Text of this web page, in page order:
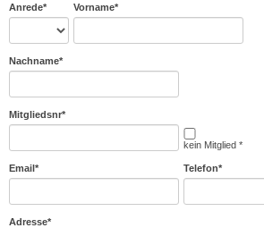
Anrede* Vorname*
Nachname*
Mitgliedsnr*
kein Mitglied *
Email* Telefon*
Adresse*